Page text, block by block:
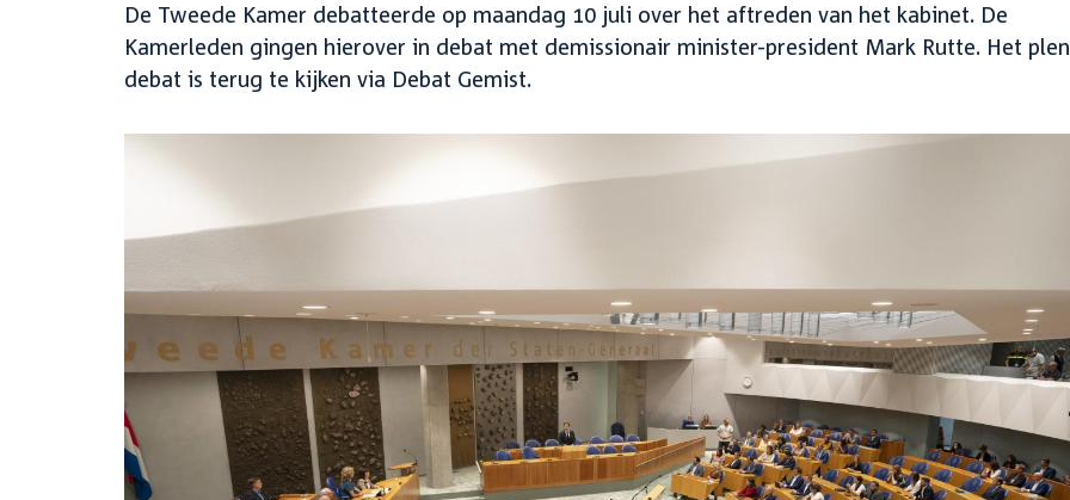
De Tweede Kamer debatteerde op maandag 10 juli over het aftreden van het kabinet. De
Kamerleden gingen hierover in debat met demissionair minister-president Mark Rutte. Het
debat is terug te kijken via Debat Gemist.